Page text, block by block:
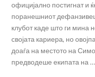
официјално постигнат и
поранешниот
клубот каде што ги мина
својата кариера, но
доаѓа на местото на
предводеше екипата на …